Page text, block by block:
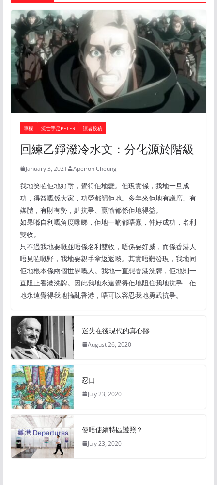
專欄 流亡手足PETER 讀者投稿
回練乙錚潑冷水文：分化源於階級
January 3, 2021 Apeiron Cheung
我地笑咗佢地好耐，覺得佢地蠢。但現實係，我地一旦成
功，得益嘅係大家，功勞都歸佢地。多年來佢地有議席、有
媒體，有財有勢，點抗爭、贏輸都係佢地得益。
如果喺自利嘅角度嚟睇，佢地一啲都唔蠢，仲好成功，名利
雙收。
只不過我地要嘅並唔係名利雙收，唔係要好威，而係香港人
唔見咗嘅野，我地要親手拿返返嚟。其實唔難發現，我地同
佢地根本係兩個世界嘅人。我地一直想香港洗牌，佢地則一
直阻止香港洗牌。因此我地永遠覺得佢地阻住我地抗爭，佢
地永遠覺得我地搞亂香港，唔可以容忍我地勇武抗爭。
迷失在後現代的真心膠
August 26, 2020
忍口
July 23, 2020
使唔使續特區護照？
July 23, 2020